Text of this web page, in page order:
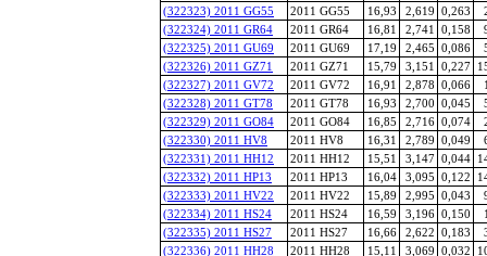
(322323) 2011 GG55
2011 GG55 16,93 2,619 0,263
(322324) 2011 GR64
2011 GR64 16,81 2,741 0,158
(322325) 2011 GU69
2011 GU69 17,19 2,465 0,086
(322326) 2011 GZ71
2011 GZ71 15,79 3,151 0,227
(322327) 2011 GV72
2011 GV72 16,91 2,878 0,066
(322328) 2011 GT78
2011 GT78 16,93 2,700 0,045
(322329) 2011 GO84
2011 GO84 16,85 2,716 0,074
(322330) 2011 HV8
2011 HV8 16,31 2,789 0,049
(322331) 2011 HH12
2011 HH12 15,51 3,147 0,044
(322332) 2011 HP13
2011 HP13 16,04 3,095 0,122
(322333) 2011 HV22
2011 HV22 15,89 2,995 0,043
(322334) 2011 HS24
2011 HS24 16,59 3,196 0,150
(322335) 2011 HS27
2011 HS27 16,66 2,622 0,183
(322336) 2011 HH28
2011 HH28 15,11 3,069 0,032